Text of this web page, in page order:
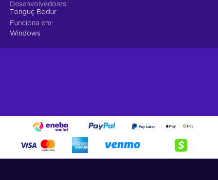
Desenvolvedores
Tonguç Bodur
Funciona em
Windows